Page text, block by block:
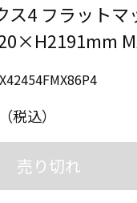
ス4 フラットマ
（税込）
売り切れ